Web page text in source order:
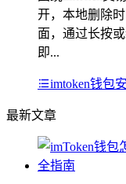
开，本地删除
面，通过长按
即...
imtoken钱包
最新文章